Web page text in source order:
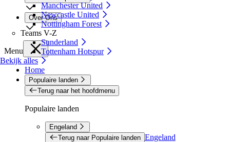
Manchester United
Newcastle United
Nottingham Forest
Teams V-Z
Sunderland
Tottenham Hotspur
Bekijk alles
Over Ons
Menu
Home
Populaire landen
Terug naar het hoofdmenu
Populaire landen
Engeland
Terug naar Populaire landen Engeland